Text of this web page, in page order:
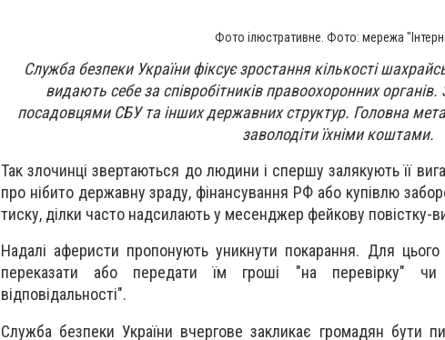
Фото ілюстративне. Фото: мережа
Служба безпеки України фіксує зростання кількості
видають себе за співробітників правоохоронних
посадовцями СБУ та інших державних структур. Головна
заволодіти їхніми коштами.
Так злочинці звертаються до людини і спершу залякують її
про нібито державну зраду, фінансування РФ або купівлю
тиску, ділки часто надсилають у месенджер фейкову повістку-
Надалі аферисти пропонують уникнути покарання. Для цього
переказати або передати їм гроші "на перевірку" чи
відповідальності".
Служба безпеки України вчергове закликає громадян бути